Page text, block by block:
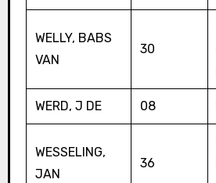
WELLY, BABS
VAN
30
WERD, J DE 08
WESSELING,
JAN
36